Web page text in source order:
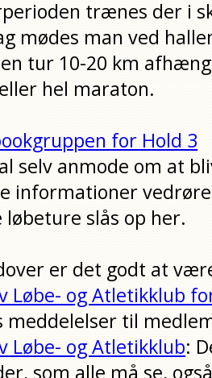
trænes der i
mødes man ved
tur 10-20 km
hel maraton.
for Hold 3
selv anmode om at
informationer
løbeture slås op her.
er det godt at
Løbe- og Atletikklub
til
Løbe- og Atletikklub:
som alle må se,